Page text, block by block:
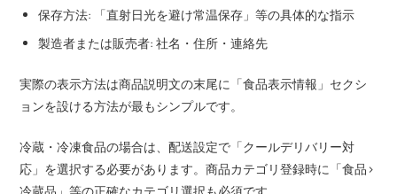
保存方法: 「直射日光を避け常温保存」等の具体的な指示
製造者または販売者: 社名・住所・連絡先
実際の表示方法は商品説明文の末尾に「食品表示情報」セクシ
ョンを設ける方法が最もシンプルです。
冷蔵・冷凍食品の場合は、配送設定で「クールデリバリー対
応」を選択する必要があります。商品カテゴリ登録時に「食品>